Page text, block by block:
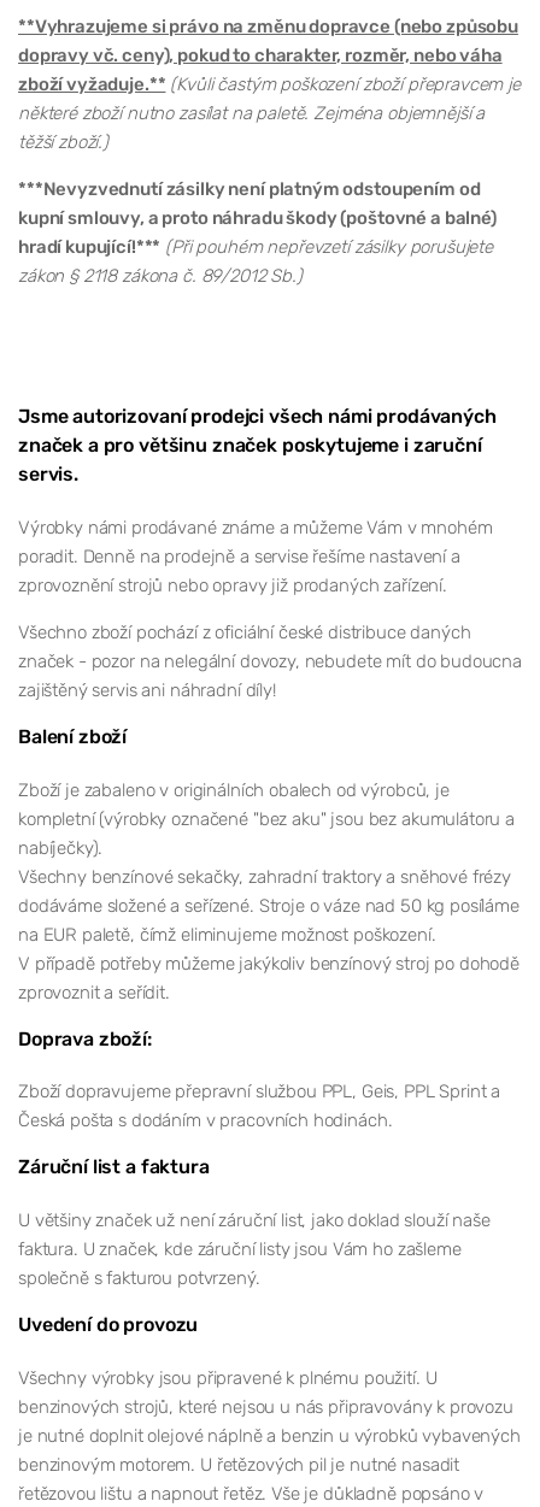
**Vyhrazujeme si právo na změnu dopravce (nebo způsobu
dopravy vč. ceny), pokud to charakter, rozměr, nebo váha
zboží vyžaduje.** (Kvůli častým poškození zboží přepravcem je
některé zboží nutno zasílat na paletě. Zejména objemnější a
těžší zboží.)
***Nevyzvednutí zásilky není platným odstoupením od
kupní smlouvy, a proto náhradu škody (poštovné a balné)
hradí kupující!*** (Při pouhém nepřevzetí zásilky porušujete
zákon § 2118 zákona č. 89/2012 Sb.)
Jsme autorizovaní prodejci všech námi prodávaných
značek a pro většinu značek poskytujeme i zaruční
servis.
Výrobky námi prodávané známe a můžeme Vám v mnohém
poradit. Denně na prodejně a servise řešíme nastavení a
zprovoznění strojů nebo opravy již prodaných zařízení.
Všechno zboží pochází z oficiální české distribuce daných
značek - pozor na nelegální dovozy, nebudete mít do budoucna
zajištěný servis ani náhradní díly!
Balení zboží
Zboží je zabaleno v originálních obalech od výrobců, je
kompletní (výrobky označené "bez aku" jsou bez akumulátoru a
nabíječky).
Všechny benzínové sekačky, zahradní traktory a sněhové frézy
dodáváme složené a seřízené. Stroje o váze nad 50 kg posíláme
na EUR paletě, čímž eliminujeme možnost poškození.
V případě potřeby můžeme jakýkoliv benzínový stroj po dohodě
zprovoznit a seřídit.
Doprava zboží:
Zboží dopravujeme přepravní službou PPL, Geis, PPL Sprint a
Česká pošta s dodáním v pracovních hodinách.
Záruční list a faktura
U většiny značek už není záruční list, jako doklad slouží naše
faktura. U značek, kde záruční listy jsou Vám ho zašleme
společně s fakturou potvrzený.
Uvedení do provozu
Všechny výrobky jsou připravené k plnému použití. U
benzinových strojů, které nejsou u nás připravovány k provozu
je nutné doplnit olejové náplně a benzin u výrobků vybavených
benzinovým motorem. U řetězových pil je nutné nasadit
řetězovou lištu a napnout řetěz. Vše je důkladně popsáno v